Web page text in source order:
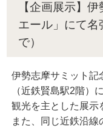
【企画展示】
エール」にて名
で）
伊勢志摩サミット記
（近鉄賢島駅2階）
観光を主とした展示
また、同じ近鉄沿線